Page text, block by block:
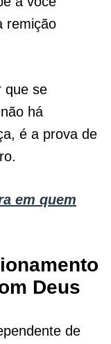
remição
que se
há
é a prova de
em quem
Deus
de